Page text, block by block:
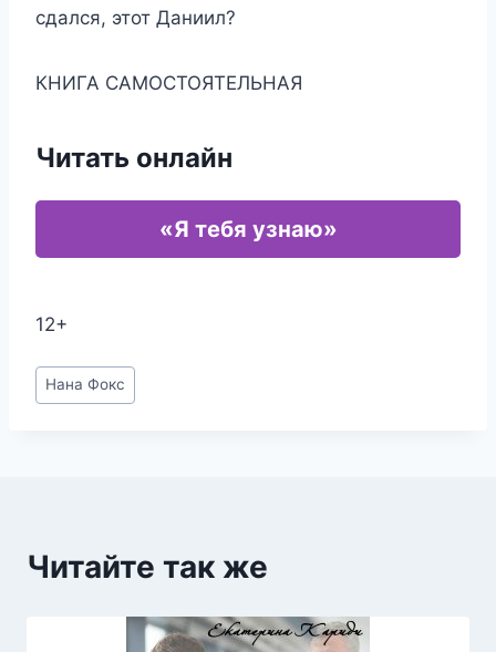
сдался, этот Даниил?
КНИГА САМОСТОЯТЕЛЬНАЯ
Читать онлайн
«Я тебя узнаю»
12+
Метки
записи:
Нана Фокс
Читайте так же